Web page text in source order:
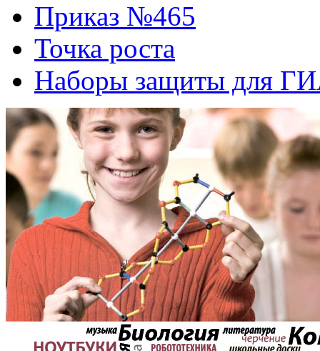
Приказ №465
Точка роста
Наборы защиты для